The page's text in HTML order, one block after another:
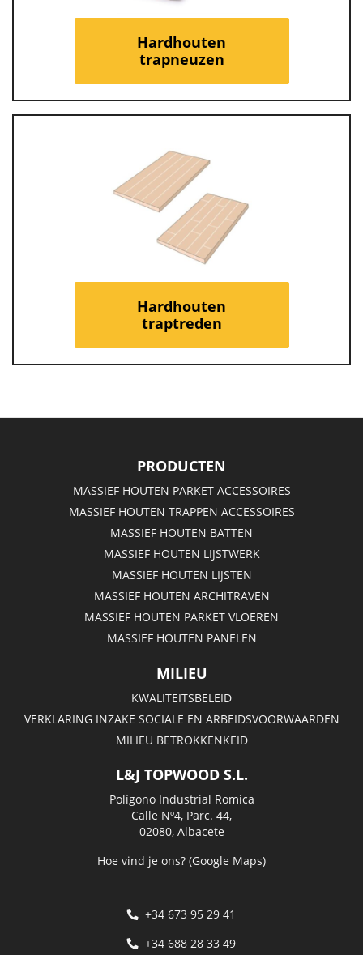
Hardhouten
trapneuzen
Hardhouten
traptreden
PRODUCTEN
MASSIEF HOUTEN PARKET ACCESSOIRES
MASSIEF HOUTEN TRAPPEN ACCESSOIRES
MASSIEF HOUTEN BATTEN
MASSIEF HOUTEN LIJSTWERK
MASSIEF HOUTEN LIJSTEN
MASSIEF HOUTEN ARCHITRAVEN
MASSIEF HOUTEN PARKET VLOEREN
MASSIEF HOUTEN PANELEN
MILIEU
KWALITEITSBELEID
VERKLARING INZAKE SOCIALE EN ARBEIDSVOORWAARDEN
MILIEU BETROKKENKEID
L&J TOPWOOD S.L.
Polígono Industrial Romica
Calle Nº4, Parc. 44,
02080, Albacete
Hoe vind je ons? (Google Maps)
+34 673 95 29 41
+34 688 28 33 49